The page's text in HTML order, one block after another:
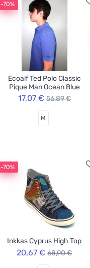
-70%
Ecoalf Ted Polo Classic
Pique Man Ocean Blue
17,07 € 56,89 €
M
-70%
Inkkas Cyprus High Top
20,67 € 68,90 €